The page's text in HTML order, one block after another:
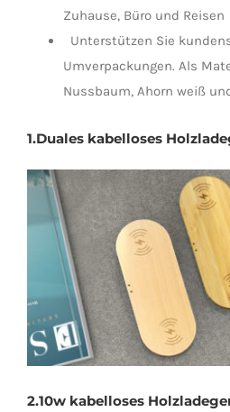
Zuhause, Büro und Reisen
Unterstützen Sie
Umverpackungen. Als
Nussbaum, Ahorn weiß
1.Duales kabelloses
2.10w kabelloses